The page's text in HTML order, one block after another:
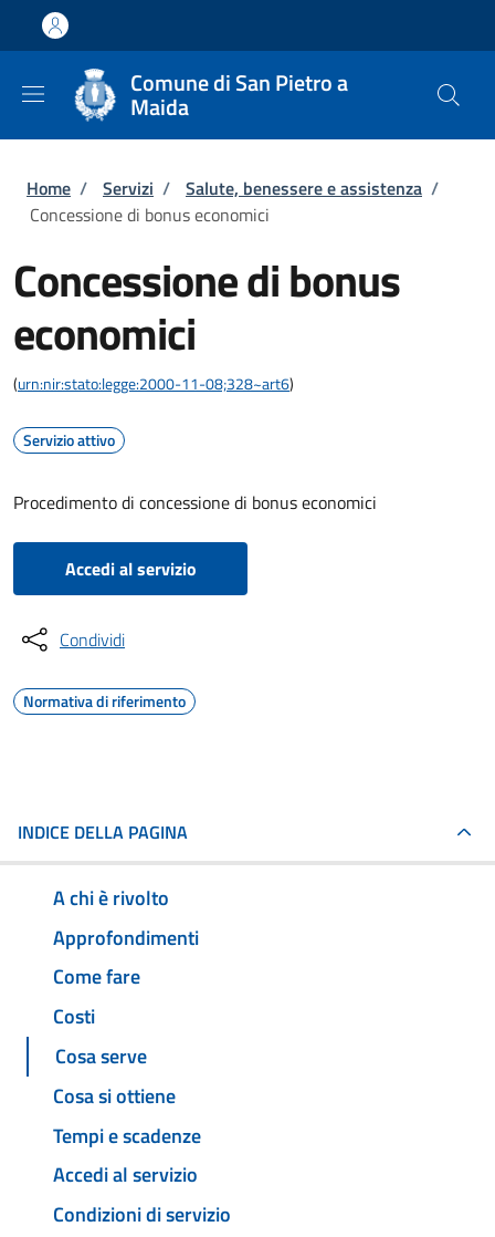
Salta al contenuto principale
Skip to footer content
Comune di San Pietro a
Maida
Briciole di pane
Home / Servizi / Salute, benessere e assistenza /
Concessione di bonus economici
Concessione di bonus
economici
(urn:nir:stato:legge:2000-11-08;328~art6)
Servizio attivo
Procedimento di concessione di bonus economici
Accedi al servizio
Condividi
Normativa di riferimento
INDICE DELLA PAGINA
A chi è rivolto
Approfondimenti
Come fare
Costi
Cosa serve
Cosa si ottiene
Tempi e scadenze
Accedi al servizio
Condizioni di servizio